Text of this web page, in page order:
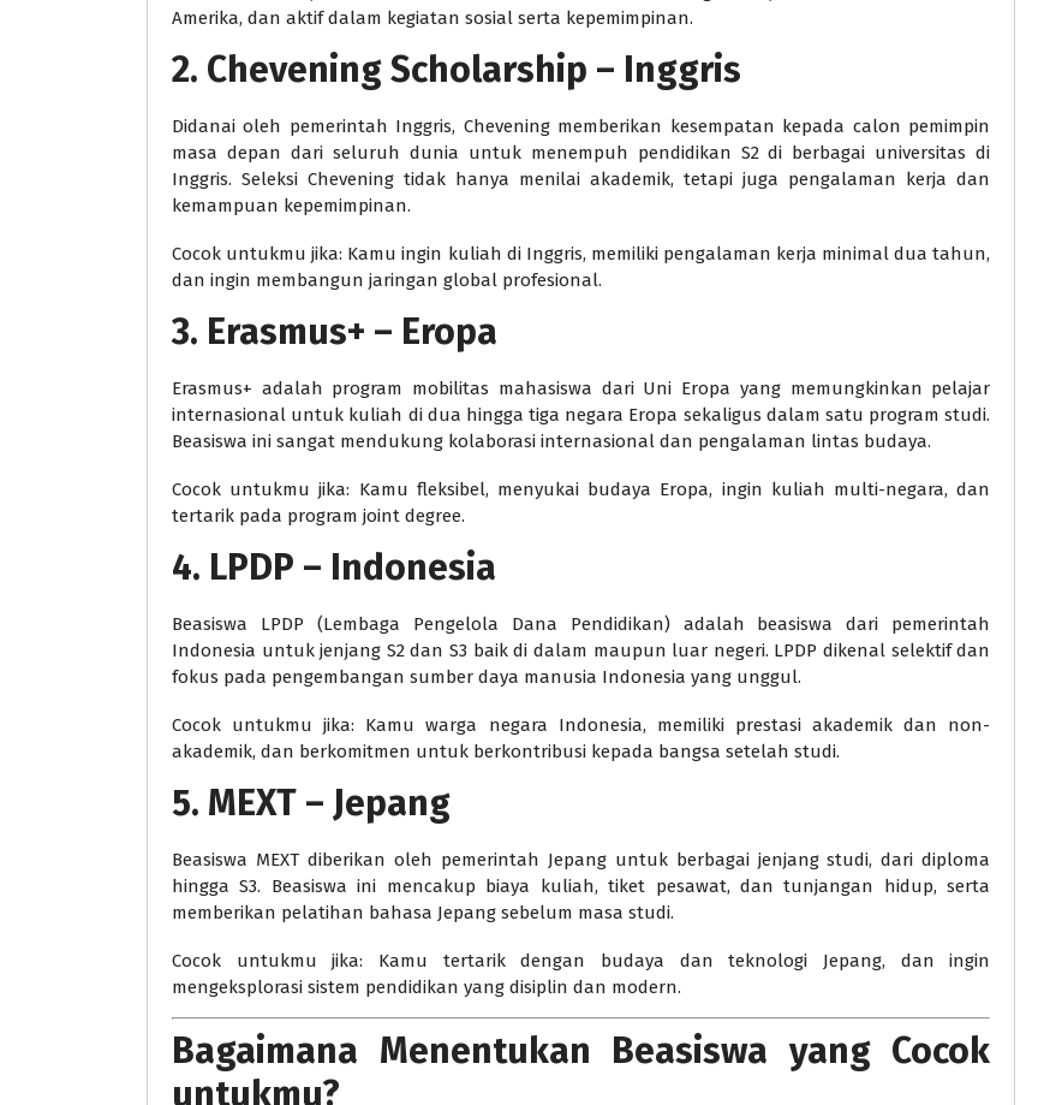
Amerika, dan aktif dalam kegiatan sosial serta kepemimpinan.
2. Chevening Scholarship – Inggris
Didanai oleh pemerintah Inggris, Chevening memberikan kesempatan kepada calon pemimpin
masa depan dari seluruh dunia untuk menempuh pendidikan S2 di berbagai universitas di
Inggris. Seleksi Chevening tidak hanya menilai akademik, tetapi juga pengalaman kerja dan
kemampuan kepemimpinan.
Cocok untukmu jika: Kamu ingin kuliah di Inggris, memiliki pengalaman kerja minimal dua tahun,
dan ingin membangun jaringan global profesional.
3. Erasmus+ – Eropa
Erasmus+ adalah program mobilitas mahasiswa dari Uni Eropa yang memungkinkan pelajar
internasional untuk kuliah di dua hingga tiga negara Eropa sekaligus dalam satu program studi.
Beasiswa ini sangat mendukung kolaborasi internasional dan pengalaman lintas budaya.
Cocok untukmu jika: Kamu fleksibel, menyukai budaya Eropa, ingin kuliah multi-negara, dan
tertarik pada program joint degree.
4. LPDP – Indonesia
Beasiswa LPDP (Lembaga Pengelola Dana Pendidikan) adalah beasiswa dari pemerintah
Indonesia untuk jenjang S2 dan S3 baik di dalam maupun luar negeri. LPDP dikenal selektif dan
fokus pada pengembangan sumber daya manusia Indonesia yang unggul.
Cocok untukmu jika: Kamu warga negara Indonesia, memiliki prestasi akademik dan non-
akademik, dan berkomitmen untuk berkontribusi kepada bangsa setelah studi.
5. MEXT – Jepang
Beasiswa MEXT diberikan oleh pemerintah Jepang untuk berbagai jenjang studi, dari diploma
hingga S3. Beasiswa ini mencakup biaya kuliah, tiket pesawat, dan tunjangan hidup, serta
memberikan pelatihan bahasa Jepang sebelum masa studi.
Cocok untukmu jika: Kamu tertarik dengan budaya dan teknologi Jepang, dan ingin
mengeksplorasi sistem pendidikan yang disiplin dan modern.
Bagaimana Menentukan Beasiswa yang Cocok
untukmu?